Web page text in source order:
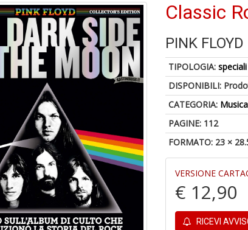
Classic
PINK FLOYD
TIPOLOGIA:speciali
DISPONIBILI:
CATEGORIA: Musica
PAGINE: 112
FORMATO: 23 ×
VERSIONE
€ 12,90
RICEVI